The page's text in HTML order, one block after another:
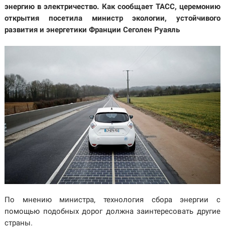
энергию в электричество. Как сообщает ТАСС, церемонию
открытия посетила министр экологии, устойчивого
развития и энергетики Франции Сеголен Руаяль
По мнению министра, технология сбора энергии с
помощью подобных дорог должна заинтересовать другие
страны.